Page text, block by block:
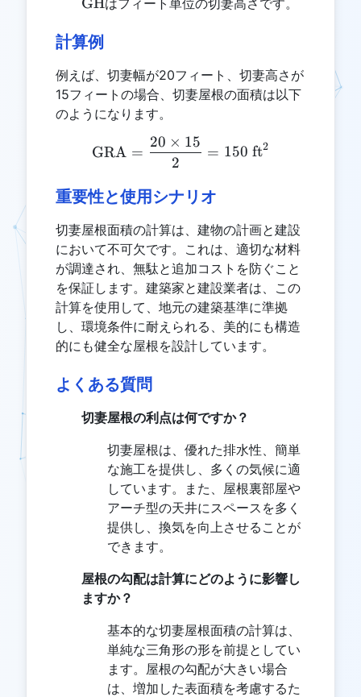
計算例
例えば、切妻幅が20フィート、切妻高さが
15フィートの場合、切妻屋根の面積は以下
のようになります。
\text{GRA} = \frac{20
GRA =
2
20 × 15
= 150 ft2
重要性と使用シナリオ
切妻屋根面積の計算は、建物の計画と建設
において不可欠です。これは、適切な材料
が調達され、無駄と追加コストを防ぐこと
を保証します。建築家と建設業者は、この
計算を使用して、地元の建築基準に準拠
し、環境条件に耐えられる、美的にも構造
的にも健全な屋根を設計しています。
よくある質問
切妻屋根の利点は何ですか？
切妻屋根は、優れた排水性、簡単
な施工を提供し、多くの気候に適
しています。また、屋根裏部屋や
アーチ型の天井にスペースを多く
提供し、換気を向上させることが
できます。
屋根の勾配は計算にどのように影響し
ますか？
基本的な切妻屋根面積の計算は、
単純な三角形の形を前提としてい
ます。屋根の勾配が大きい場合
は、増加した表面積を考慮するた